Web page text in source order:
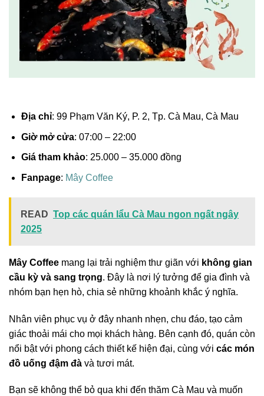
Địa chỉ: 99 Phạm Văn Ký, P. 2, Tp. Cà Mau, Cà Mau
Giờ mở cửa: 07:00 – 22:00
Giá tham khảo: 25.000 – 35.000 đồng
Fanpage: Mây Coffee
READ Top các quán lẩu Cà Mau ngon ngất ngây
2025
Mây Coffee mang lại trải nghiệm thư giãn với không gian
cầu kỳ và sang trọng. Đây là nơi lý tưởng để gia đình và
nhóm bạn hẹn hò, chia sẻ những khoảnh khắc ý nghĩa.
Nhân viên phục vụ ở đây nhanh nhẹn, chu đáo, tạo cảm
giác thoải mái cho mọi khách hàng. Bên cạnh đó, quán còn
nổi bật với phong cách thiết kế hiện đại, cùng với các món
đồ uống đậm đà và tươi mát.
Bạn sẽ không thể bỏ qua khi đến thăm Cà Mau và muốn